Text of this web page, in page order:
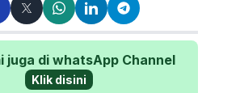
juga di whatsApp Channel
Klik disini